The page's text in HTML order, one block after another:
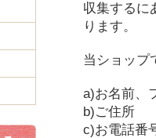
収集するに
ります。
当ショップ
a)お名前、
b)ご住所
c)お電話番